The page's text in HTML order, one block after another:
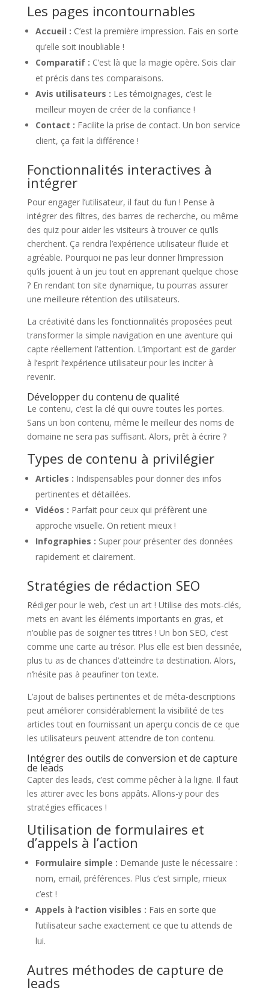
Les pages incontournables
Accueil : C’est la première impression. Fais en sorte
qu’elle soit inoubliable !
Comparatif : C’est là que la magie opère. Sois clair
et précis dans tes comparaisons.
Avis utilisateurs : Les témoignages, c’est le
meilleur moyen de créer de la confiance !
Contact : Facilite la prise de contact. Un bon service
client, ça fait la différence !
Fonctionnalités interactives à
intégrer
Pour engager l’utilisateur, il faut du fun ! Pense à
intégrer des filtres, des barres de recherche, ou même
des quiz pour aider les visiteurs à trouver ce qu’ils
cherchent. Ça rendra l’expérience utilisateur fluide et
agréable. Pourquoi ne pas leur donner l’impression
qu’ils jouent à un jeu tout en apprenant quelque chose
? En rendant ton site dynamique, tu pourras assurer
une meilleure rétention des utilisateurs.
La créativité dans les fonctionnalités proposées peut
transformer la simple navigation en une aventure qui
capte réellement l’attention. L’important est de garder
à l’esprit l’expérience utilisateur pour les inciter à
revenir.
Développer du contenu de qualité
Le contenu, c’est la clé qui ouvre toutes les portes.
Sans un bon contenu, même le meilleur des noms de
domaine ne sera pas suffisant. Alors, prêt à écrire ?
Types de contenu à privilégier
Articles : Indispensables pour donner des infos
pertinentes et détaillées.
Vidéos : Parfait pour ceux qui préfèrent une
approche visuelle. On retient mieux !
Infographies : Super pour présenter des données
rapidement et clairement.
Stratégies de rédaction SEO
Rédiger pour le web, c’est un art ! Utilise des mots-clés,
mets en avant les éléments importants en gras, et
n’oublie pas de soigner tes titres ! Un bon SEO, c’est
comme une carte au trésor. Plus elle est bien dessinée,
plus tu as de chances d’atteindre ta destination. Alors,
n’hésite pas à peaufiner ton texte.
L’ajout de balises pertinentes et de méta-descriptions
peut améliorer considérablement la visibilité de tes
articles tout en fournissant un aperçu concis de ce que
les utilisateurs peuvent attendre de ton contenu.
Intégrer des outils de conversion et de capture
de leads
Capter des leads, c’est comme pêcher à la ligne. Il faut
les attirer avec les bons appâts. Allons-y pour des
stratégies efficaces !
Utilisation de formulaires et
d’appels à l’action
Formulaire simple : Demande juste le nécessaire :
nom, email, préférences. Plus c’est simple, mieux
c’est !
Appels à l’action visibles : Fais en sorte que
l’utilisateur sache exactement ce que tu attends de
lui.
Autres méthodes de capture de
leads